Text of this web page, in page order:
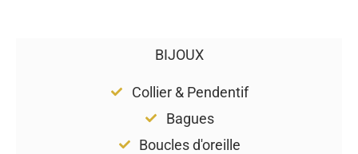
BIJOUX
Collier & Pendentif
Bagues
Boucles d'oreille